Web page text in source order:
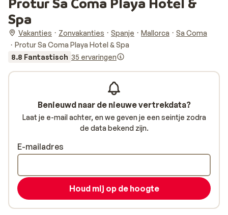
Spa
Vakanties Zonvakanties Spanje Mallorca
Sa Coma
Protur Sa Coma Playa Hotel & Spa
8.8 Fantastisch 35 ervaringen
Benieuwd naar de nieuwe vertrekdata?
Laat je e-mail achter, en we geven je een seintje zodra
de data bekend zijn.
E-mailadres
Houd mij op de hoogte